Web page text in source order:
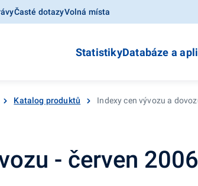
Časté dotazyVolná místa
StatistikyDatabáze a
Katalog produktů Indexy cen vývozu a
- červen 2006